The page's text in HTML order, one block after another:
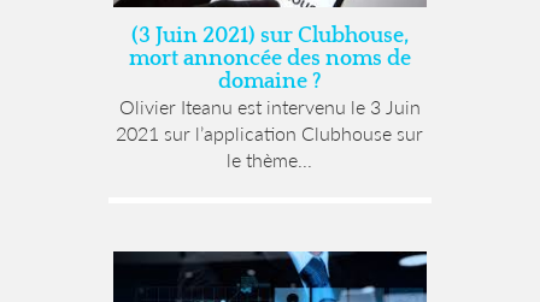
(3 Juin 2021) sur Clubhouse,
mort annoncée des noms de
domaine ?
Olivier Iteanu est intervenu le 3 Juin
2021 sur l’application Clubhouse sur
le thème...